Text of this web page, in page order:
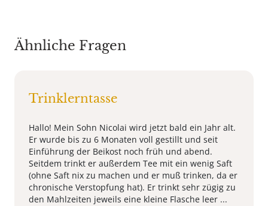
Ähnliche Fragen
Trinklerntasse
Hallo! Mein Sohn Nicolai wird jetzt bald ein Jahr alt.
Er wurde bis zu 6 Monaten voll gestillt und seit
Einführung der Beikost noch früh und abend.
Seitdem trinkt er außerdem Tee mit ein wenig Saft
(ohne Saft nix zu machen und er muß trinken, da er
chronische Verstopfung hat). Er trinkt sehr zügig zu
den Mahlzeiten jeweils eine kleine Flasche leer ...